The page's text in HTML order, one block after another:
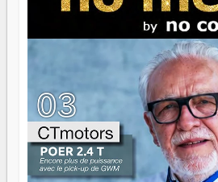
brûle fort — et parfois, ça brûle
direction peut éclairer autant
là que les aînés entrent en scène
gouvernail, mais pour montrer où
ont la force, les vieux ont
n'est pas un combat de
d'équipage. Partagez vos
Surtout vos échecs, d'ailleurs — ils
n'importe quel manuel. À
Il faut juste s'assurer que tout le
même sens.